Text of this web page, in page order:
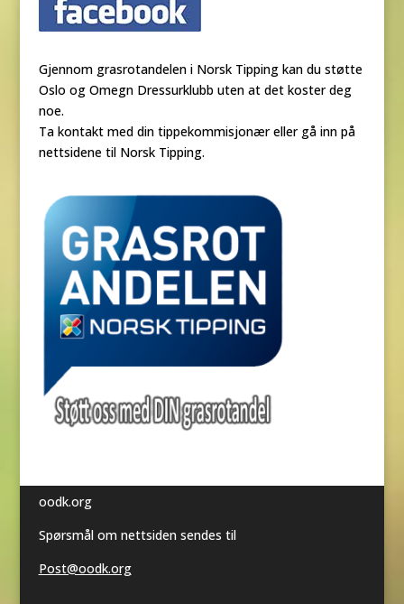
Gjennom grasrotandelen i Norsk Tipping kan du støtte
Oslo og Omegn Dressurklubb uten at det koster deg
noe.
Ta kontakt med din tippekommisjonær eller gå inn på
nettsidene til Norsk Tipping.
oodk.org
Spørsmål om nettsiden sendes til
Post@oodk.org